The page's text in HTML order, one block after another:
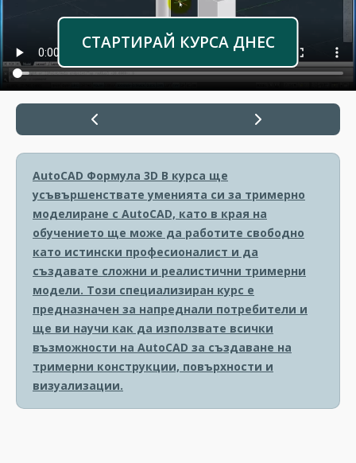
СТАРТИРАЙ КУРСА ДНЕС
AutoCAD Формула 3D В курса ще
усъвършенствате уменията си за тримерно
моделиране с AutoCAD, като в края на
обучението ще може да работите свободно
като истински професионалист и да
създавате сложни и реалистични тримерни
модели. Този специализиран курс е
предназначен за напреднали потребители и
ще ви научи как да използвате всички
възможности на AutoCAD за създаване на
тримерни конструкции, повърхности и
визуализации.